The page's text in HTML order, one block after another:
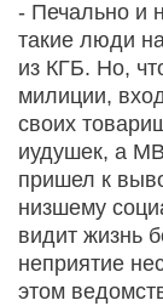
- Печально и
такие люди
из КГБ. Но,
милиции,
своих
иудушек, а
пришел к
низшему
видит жизнь
неприятие
этом